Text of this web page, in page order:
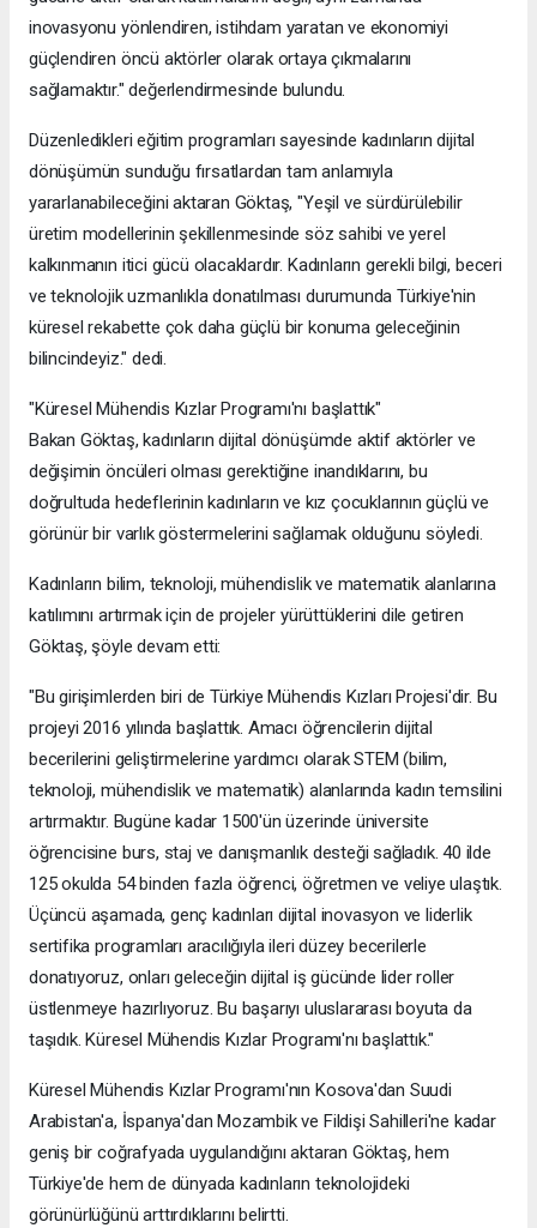
inovasyonu yönlendiren, istihdam yaratan ve ekonomiyi
güçlendiren öncü aktörler olarak ortaya çıkmalarını
sağlamaktır." değerlendirmesinde bulundu.
Düzenledikleri eğitim programları sayesinde kadınların dijital
dönüşümün sunduğu fırsatlardan tam anlamıyla
yararlanabileceğini aktaran Göktaş, "Yeşil ve sürdürülebilir
üretim modellerinin şekillenmesinde söz sahibi ve yerel
kalkınmanın itici gücü olacaklardır. Kadınların gerekli bilgi, beceri
ve teknolojik uzmanlıkla donatılması durumunda Türkiye'nin
küresel rekabette çok daha güçlü bir konuma geleceğinin
bilincindeyiz." dedi.
"Küresel Mühendis Kızlar Programı'nı başlattık"
Bakan Göktaş, kadınların dijital dönüşümde aktif aktörler ve
değişimin öncüleri olması gerektiğine inandıklarını, bu
doğrultuda hedeflerinin kadınların ve kız çocuklarının güçlü ve
görünür bir varlık göstermelerini sağlamak olduğunu söyledi.
Kadınların bilim, teknoloji, mühendislik ve matematik alanlarına
katılımını artırmak için de projeler yürüttüklerini dile getiren
Göktaş, şöyle devam etti:
"Bu girişimlerden biri de Türkiye Mühendis Kızları Projesi'dir. Bu
projeyi 2016 yılında başlattık. Amacı öğrencilerin dijital
becerilerini geliştirmelerine yardımcı olarak STEM (bilim,
teknoloji, mühendislik ve matematik) alanlarında kadın temsilini
artırmaktır. Bugüne kadar 1500'ün üzerinde üniversite
öğrencisine burs, staj ve danışmanlık desteği sağladık. 40 ilde
125 okulda 54 binden fazla öğrenci, öğretmen ve veliye ulaştık.
Üçüncü aşamada, genç kadınları dijital inovasyon ve liderlik
sertifika programları aracılığıyla ileri düzey becerilerle
donatıyoruz, onları geleceğin dijital iş gücünde lider roller
üstlenmeye hazırlıyoruz. Bu başarıyı uluslararası boyuta da
taşıdık. Küresel Mühendis Kızlar Programı'nı başlattık."
Küresel Mühendis Kızlar Programı'nın Kosova'dan Suudi
Arabistan'a, İspanya'dan Mozambik ve Fildişi Sahilleri'ne kadar
geniş bir coğrafyada uygulandığını aktaran Göktaş, hem
Türkiye'de hem de dünyada kadınların teknolojideki
görünürlüğünü arttırdıklarını belirtti.